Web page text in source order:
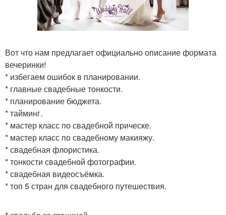
Вот что нам предлагает официально описание формата
вечеринки!
* избегаем ошибок в планировании.
* главные свадебные тонкости.
* планирование бюджета.
* тайминг.
* мастер класс по свадебной прическе.
* мастер класс по свадебному макияжу.
* свадебная флористика.
* тонкости свадебной фотографии.
* свадебная видеосъёмка.
* топ 5 стран для свадебного путешествия.